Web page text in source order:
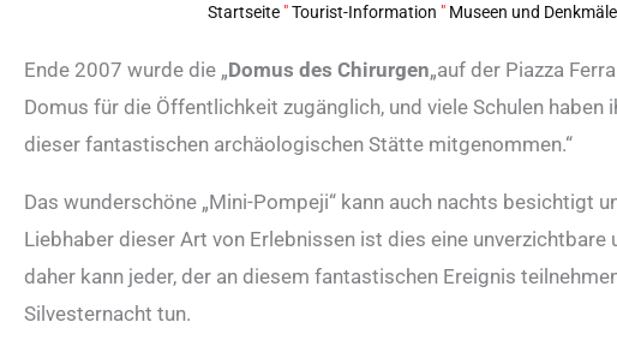
Startseite "Tourist-Information " Museen und
Ende 2007 wurde die „Domus des Chirurgen„auf der Piazza
Domus für die Öffentlichkeit zugänglich, und viele Schulen haben
dieser fantastischen archäologischen Stätte mitgenommen.“
Das wunderschöne „Mini-Pompeji“ kann auch nachts besichtigt
Liebhaber dieser Art von Erlebnissen ist dies eine unverzichtbare
daher kann jeder, der an diesem fantastischen Ereignis
Silvesternacht tun.